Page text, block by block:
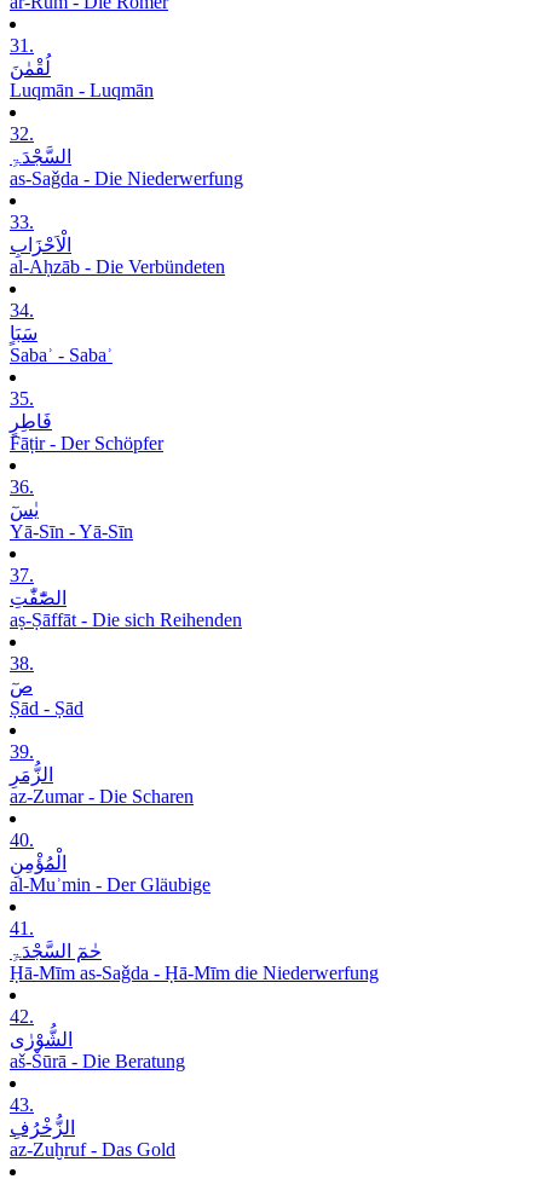
31.
لُقْمٰنَ
Luqmān - Luqmān
32.
السَّجْدَۃِ
as-Saǧda - Die Niederwerfung
33.
الْاَحْزَابِ
al-Aḥzāb - Die Verbündeten
34.
سَبَاٍ
Sabaʾ - Sabaʾ
35.
فَاطِرٍ
Fāṭir - Der Schöpfer
36.
یٰسٓ
Yā-Sīn - Yā-Sīn
37.
الصّٰٓفّٰتِ
aṣ-Ṣāffāt - Die sich Reihenden
38.
صٓ
Ṣād - Ṣād
39.
الزُّمَرِ
az-Zumar - Die Scharen
40.
الْمُؤْمِنِ
al-Muʾmin - Der Gläubige
41.
حٰمٓ السَّجْدَۃِ
Ḥā-Mīm as-Saǧda - Ḥā-Mīm die Niederwerfung
42.
الشُّوْرٰی
aš-Šūrā - Die Beratung
43.
الزُّخْرُفِ
az-Zuḫruf - Das Gold